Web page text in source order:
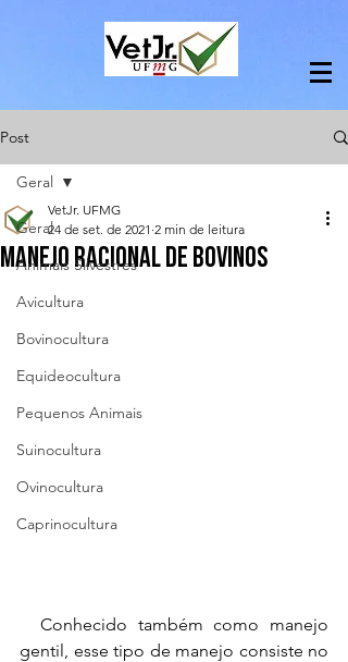
Post
Geral
Animais Silvestres
Avicultura
Bovinocultura
Equideocultura
Pequenos Animais
Suinocultura
Ovinocultura
Caprinocultura
Geral
MANEJO RACIONAL DE BOVINOS
VetJr. UFMG
24 de set. de 2021 2 min de leitura
  Conhecido também como manejo
gentil, esse tipo de manejo consiste no